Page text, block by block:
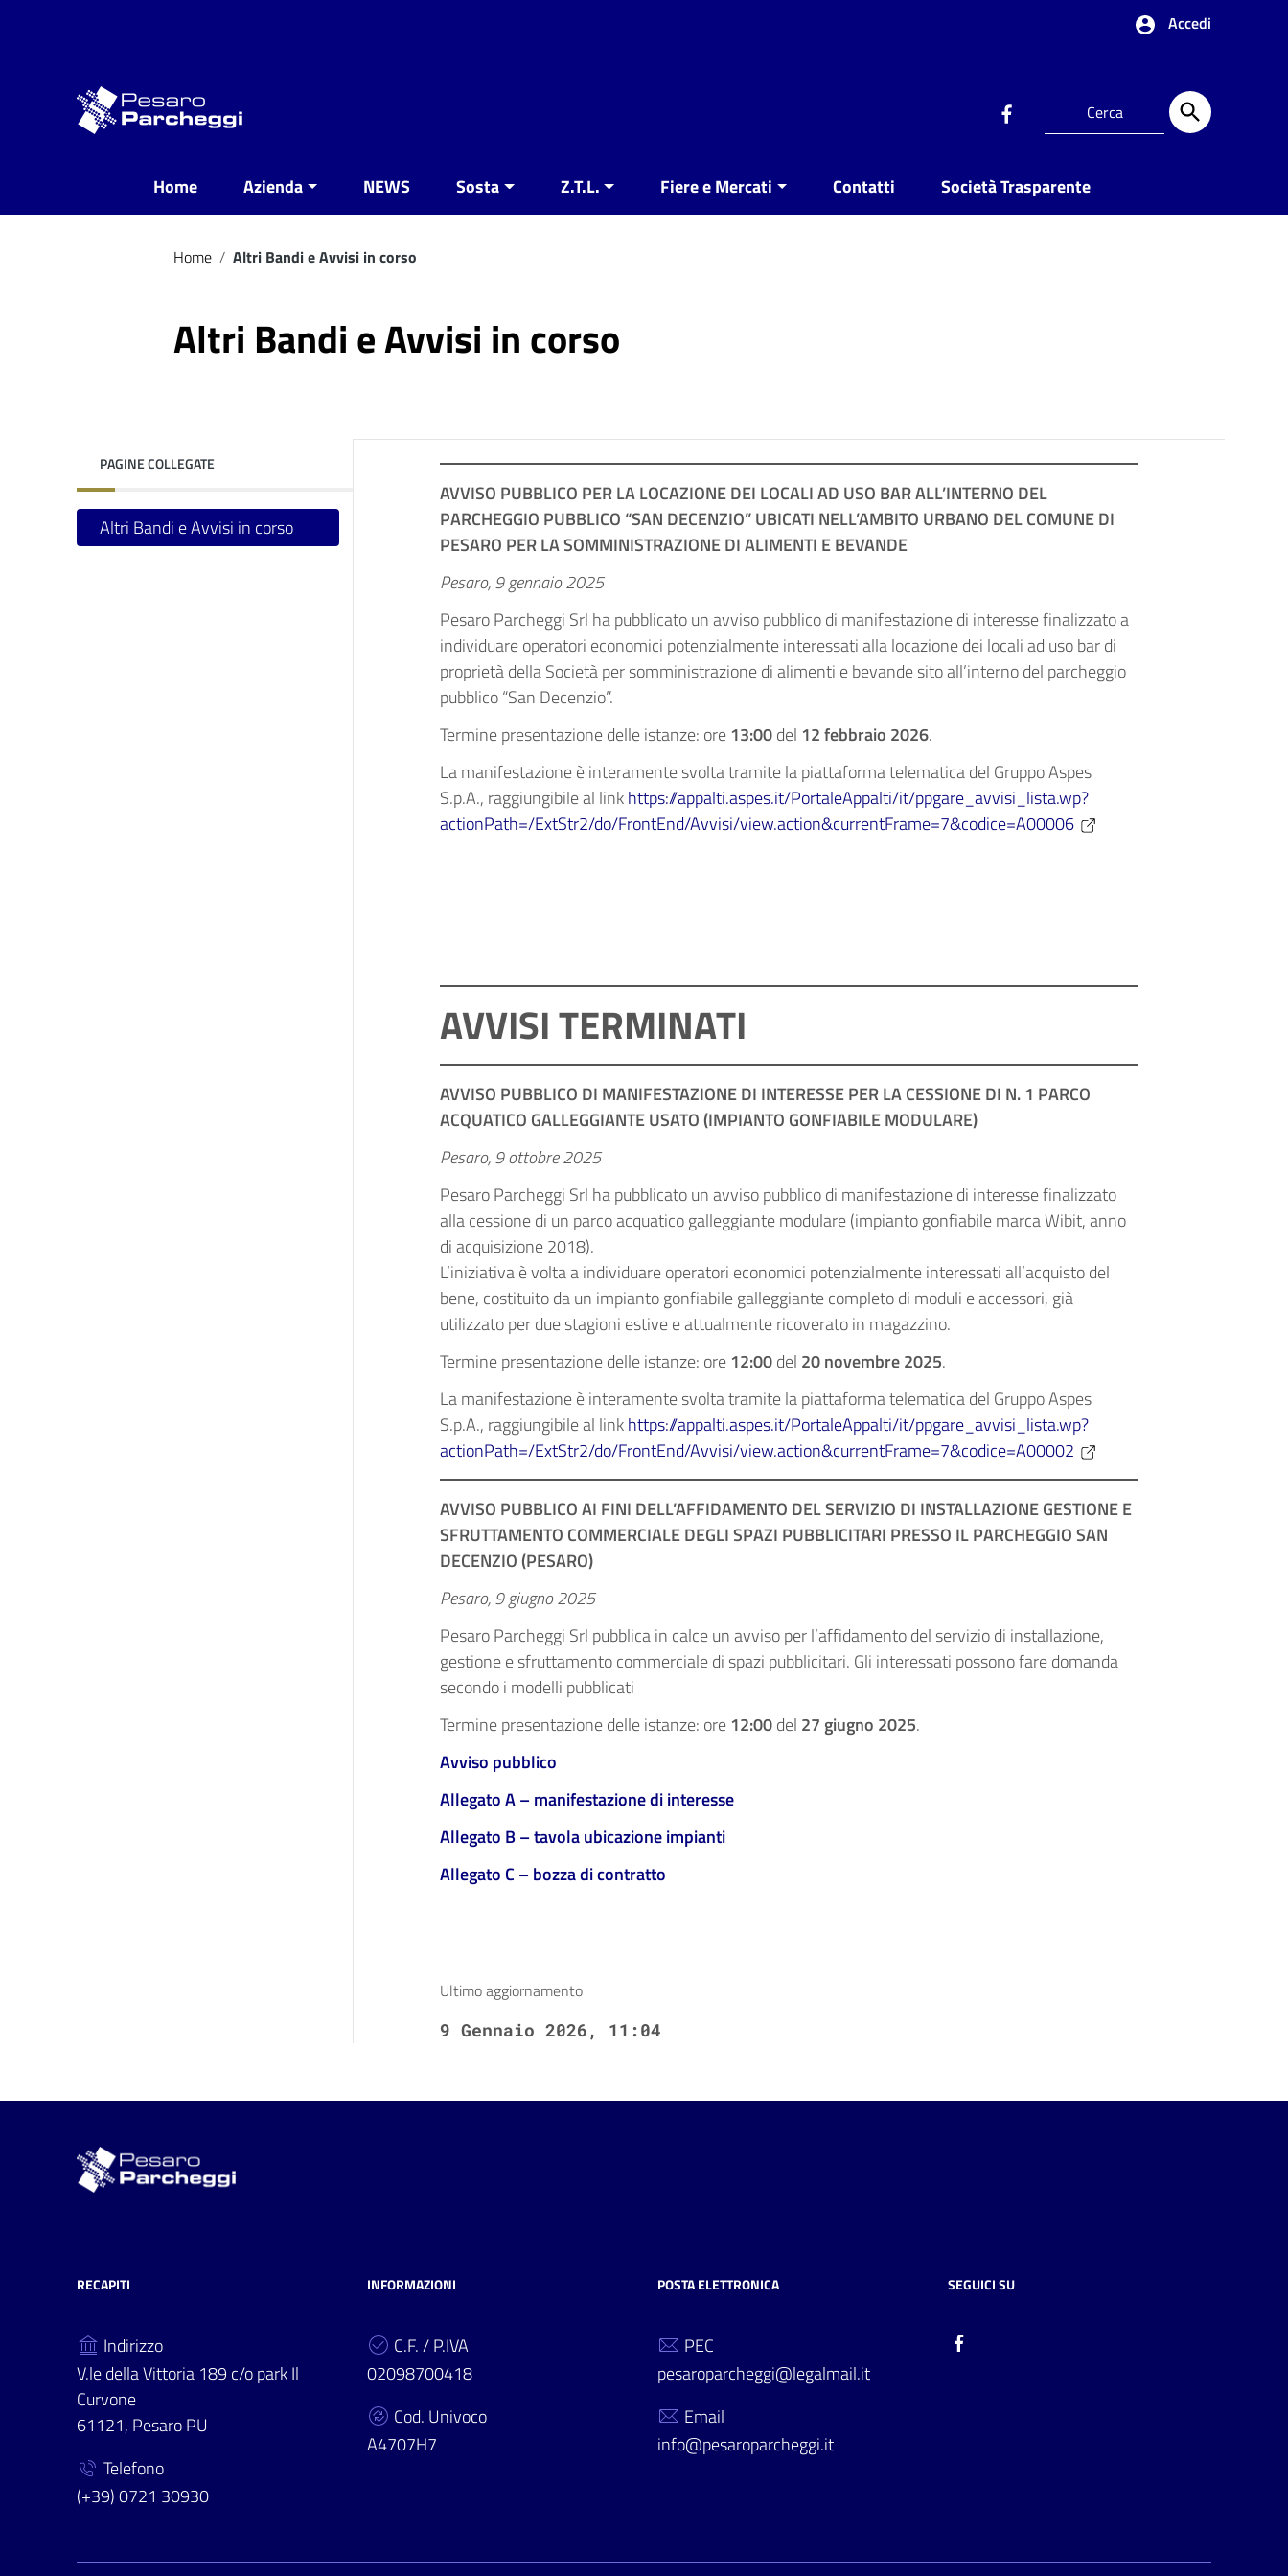
Accedi
Home Azienda NEWS Sosta Z.T.L. Fiere e Mercati Contatti Società Trasparente
Home / Altri Bandi e Avvisi in corso
Altri Bandi e Avvisi in corso
PAGINE COLLEGATE
Altri Bandi e Avvisi in corso
AVVISO PUBBLICO PER LA LOCAZIONE DEI LOCALI AD USO BAR ALL’INTERNO DEL
PARCHEGGIO PUBBLICO “SAN DECENZIO” UBICATI NELL’AMBITO URBANO DEL COMUNE DI
PESARO PER LA SOMMINISTRAZIONE DI ALIMENTI E BEVANDE
Pesaro, 9 gennaio 2025
Pesaro Parcheggi Srl ha pubblicato un avviso pubblico di manifestazione di interesse finalizzato a
individuare operatori economici potenzialmente interessati alla locazione dei locali ad uso bar di
proprietà della Società per somministrazione di alimenti e bevande sito all’interno del parcheggio
pubblico “San Decenzio”.
Termine presentazione delle istanze: ore13:00del 12 febbraio 2026.
La manifestazione è interamente svolta tramite la piattaforma telematica del Gruppo Aspes
S.p.A., raggiungibile al linkhttps://appalti.aspes.it/PortaleAppalti/it/ppgare_avvisi_lista.wp?
actionPath=/ExtStr2/do/FrontEnd/Avvisi/view.action&currentFrame=7&codice=A00006
AVVISI TERMINATI
AVVISO PUBBLICO DI MANIFESTAZIONE DI INTERESSE PER LA CESSIONE DI N. 1 PARCO
ACQUATICO GALLEGGIANTE USATO (IMPIANTO GONFIABILE MODULARE)
Pesaro, 9 ottobre 2025
Pesaro Parcheggi Srl ha pubblicato un avviso pubblico di manifestazione di interesse finalizzato
alla cessione di un parco acquatico galleggiante modulare (impianto gonfiabile marca Wibit, anno
di acquisizione 2018).
L’iniziativa è volta a individuare operatori economici potenzialmente interessati all’acquisto del
bene, costituito da un impianto gonfiabile galleggiante completo di moduli e accessori, già
utilizzato per due stagioni estive e attualmente ricoverato in magazzino.
Termine presentazione delle istanze: ore12:00del 20 novembre 2025.
La manifestazione è interamente svolta tramite la piattaforma telematica del Gruppo Aspes
S.p.A., raggiungibile al linkhttps://appalti.aspes.it/PortaleAppalti/it/ppgare_avvisi_lista.wp?
actionPath=/ExtStr2/do/FrontEnd/Avvisi/view.action&currentFrame=7&codice=A00002
AVVISO PUBBLICO AI FINI DELL’AFFIDAMENTO DEL SERVIZIO DI INSTALLAZIONE GESTIONE E
SFRUTTAMENTO COMMERCIALE DEGLI SPAZI PUBBLICITARI PRESSO IL PARCHEGGIO SAN
DECENZIO (PESARO)
Pesaro, 9 giugno 2025
Pesaro Parcheggi Srl pubblica in calce un avviso per l’affidamento del servizio di installazione,
gestione e sfruttamento commerciale di spazi pubblicitari. Gli interessati possono fare domanda
secondo i modelli pubblicati
Termine presentazione delle istanze: ore12:00del 27 giugno 2025.
Avviso pubblico
Allegato A – manifestazione di interesse
Allegato B – tavola ubicazione impianti
Allegato C – bozza di contratto
Ultimo aggiornamento
9 Gennaio 2026, 11:04
RECAPITI
Indirizzo
V.le della Vittoria 189 c/o park Il
Curvone
61121, Pesaro PU
Telefono
(+39) 0721 30930
INFORMAZIONI
C.F. / P.IVA
02098700418
Cod. Univoco
A4707H7
POSTA ELETTRONICA
PEC
pesaroparcheggi@legalmail.it
Email
info@pesaroparcheggi.it
SEGUICI SU